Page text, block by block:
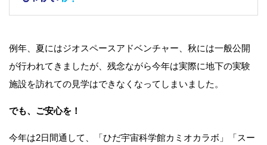
例年、夏にはジオスペースアドベンチャー、秋には一般公開
が行われてきましたが、残念ながら今年は実際に地下の実験
施設を訪れての見学はできなくなってしまいました。
でも、ご安心を！
今年は2日間通して、「ひだ宇宙科学館カミオカラボ」「スー